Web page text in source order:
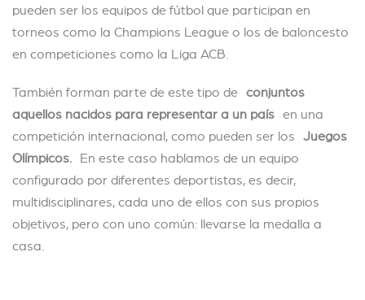
pueden ser los equipos de fútbol que participan en
torneos como la Champions League o los de baloncesto
en competiciones como la Liga ACB.
También forman parte de este tipo de conjuntos
aquellos nacidos para representar a un país en una
competición internacional, como pueden ser los Juegos
Olímpicos. En este caso hablamos de un equipo
configurado por diferentes deportistas, es decir,
multidisciplinares, cada uno de ellos con sus propios
objetivos, pero con uno común: llevarse la medalla a
casa.